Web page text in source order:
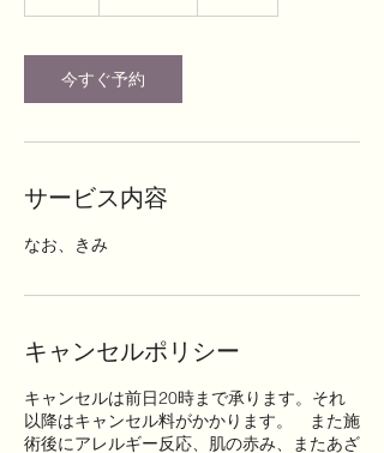
今すぐ予約
サービス内容
なお、きみ
キャンセルポリシー
キャンセルは前日20時まで承ります。それ
以降はキャンセル料がかかります。 また施
術後にアレルギー反応、肌の赤み、またあざ